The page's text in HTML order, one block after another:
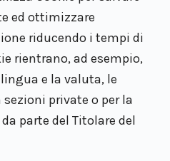
ed ottimizzare
riducendo i tempi di
rientrano, ad esempio,
e la valuta, le
private o per la
parte del Titolare del